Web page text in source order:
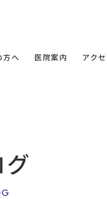
方へ 医院案内 アク
グ